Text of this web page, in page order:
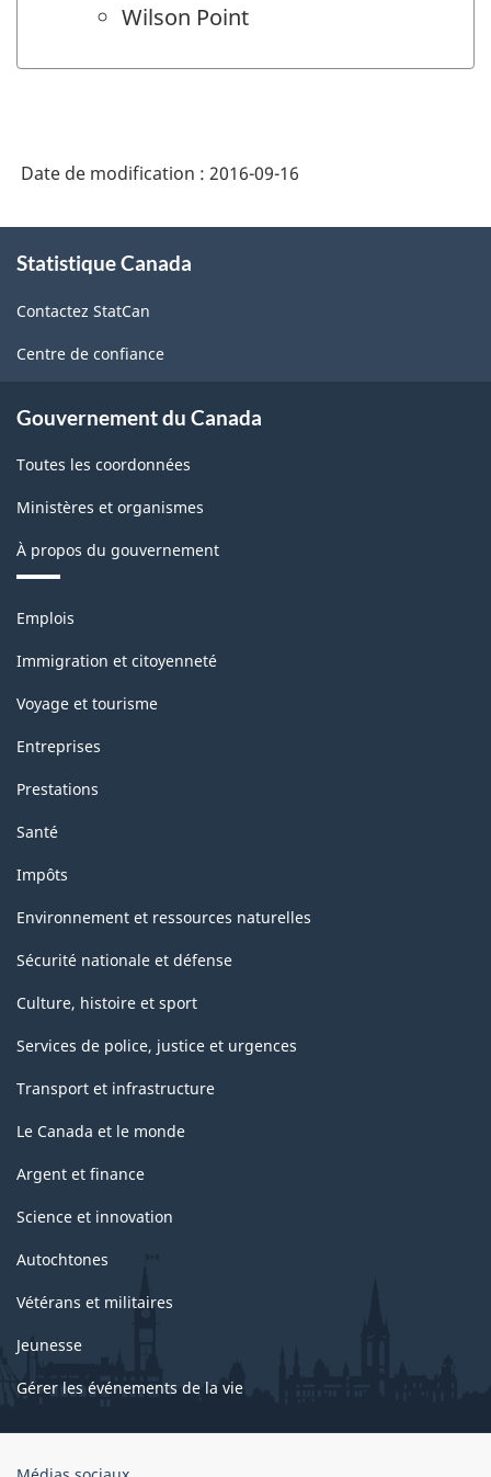
Wilson Point
Date de modification : 2016-09-16
propos
ce
site
Statistique Canada
Contactez StatCan
Centre de confiance
Gouvernement du Canada
Toutes les coordonnées
Ministères et organismes
À propos du gouvernement
Thèmes
sujets
Emplois
Immigration et citoyenneté
Voyage et tourisme
Entreprises
Prestations
Santé
Impôts
Environnement et ressources naturelles
Sécurité nationale et défense
Culture, histoire et sport
Services de police, justice et urgences
Transport et infrastructure
Le Canada et le monde
Argent et finance
Science et innovation
Autochtones
Vétérans et militaires
Jeunesse
Gérer les événements de la vie
Organisation